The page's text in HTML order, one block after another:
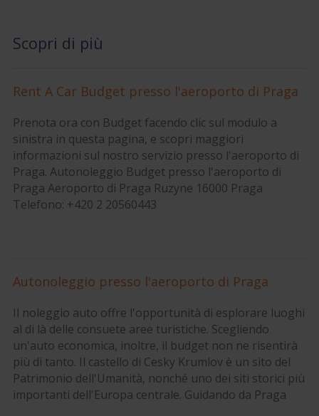
Scopri di più
Rent A Car Budget presso l'aeroporto di Praga
Prenota ora con Budget facendo clic sul modulo a
sinistra in questa pagina, e scopri maggiori
informazioni sul nostro servizio presso l'aeroporto di
Praga. Autonoleggio Budget presso l'aeroporto di
Praga Aeroporto di Praga Ruzyne 16000 Praga
Telefono: +420 2 20560443
Autonoleggio presso l'aeroporto di Praga
Il noleggio auto offre l'opportunità di esplorare luoghi
al di là delle consuete aree turistiche. Scegliendo
un'auto economica, inoltre, il budget non ne risentirà
più di tanto. Il castello di Cesky Krumlov è un sito del
Patrimonio dell'Umanità, nonché uno dei siti storici più
importanti dell'Europa centrale. Guidando da Praga